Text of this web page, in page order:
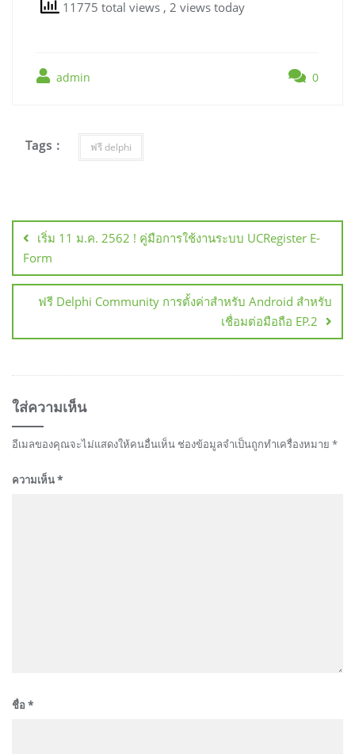
11775 total views , 2 views today
admin 0
Tags : ฟรี delphi
เรื่องเริ่ม 11 ม.ค. 2562 ! คู่มือการใช้งานระบบ UCRegister E-
Form
ฟรี Delphi Community การตั้งค่าสำหรับ Android สำหรับ
เชื่อมต่อมือถือ EP.2
ใส่ความเห็น
อีเมลของคุณจะไม่แสดงให้คนอื่นเห็น ช่องข้อมูลจำเป็นถูกทำเครื่องหมาย *
ความเห็น*
ชื่อ*